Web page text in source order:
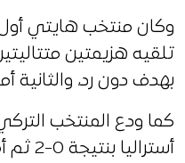
وكان منتخب هايتي
تلقيه هزيمتين
بهدف دون رد، والثانية
كما ودع المنتخب